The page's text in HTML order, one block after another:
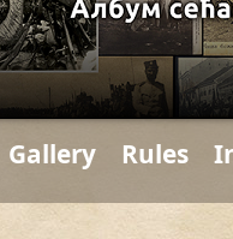
Gallery Rules